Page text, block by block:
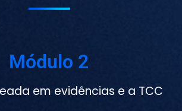
Módulo 2
em evidências e a TCC